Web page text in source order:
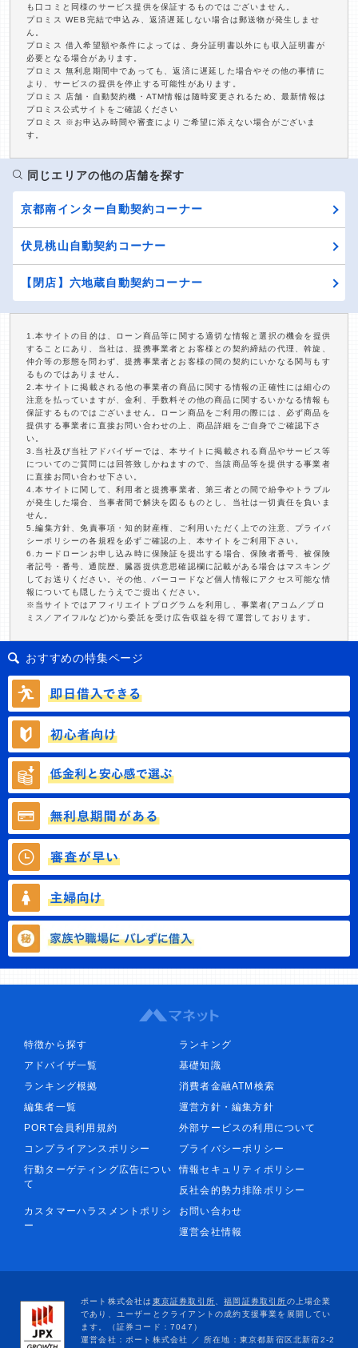
も口コミと同様のサービス提供を保証するものではございません。
プロミス WEB完結で申込み、返済遅延しない場合は郵送物が発生しませ
ん。
プロミス 借入希望額や条件によっては、身分証明書以外にも収入証明書が
必要となる場合があります。
プロミス 無利息期間中であっても、返済に遅延した場合やその他の事情に
より、サービスの提供を停止する可能性があります。
プロミス 店舗・自動契約機・ATM情報は随時変更されるため、最新情報は
プロミス公式サイトをご確認ください
プロミス ※お申込み時間や審査によりご希望に添えない場合がございま
す。
同じエリアの他の店舗を探す
京都南インター自動契約コーナー
伏見桃山自動契約コーナー
【閉店】六地蔵自動契約コーナー
1.本サイトの目的は、ローン商品等に関する適切な情報と選択の機会を提供
することにあり、当社は、提携事業者とお客様との契約締結の代理、斡旋、
仲介等の形態を問わず、提携事業者とお客様の間の契約にいかなる関与もす
るものではありません。
2.本サイトに掲載される他の事業者の商品に関する情報の正確性には細心の
注意を払っていますが、金利、手数料その他の商品に関するいかなる情報も
保証するものではございません。ローン商品をご利用の際には、必ず商品を
提供する事業者に直接お問い合わせの上、商品詳細をご自身でご確認下さ
い。
3.当社及び当社アドバイザーでは、本サイトに掲載される商品やサービス等
についてのご質問には回答致しかねますので、当該商品等を提供する事業者
に直接お問い合わせ下さい。
4.本サイトに関して、利用者と提携事業者、第三者との間で紛争やトラブル
が発生した場合、当事者間で解決を図るものとし、当社は一切責任を負いま
せん。
5.編集方針、免責事項・知的財産権、ご利用いただく上での注意、プライバ
シーポリシーの各規程を必ずご確認の上、本サイトをご利用下さい。
6.カードローンお申し込み時に保険証を提出する場合、保険者番号、被保険
者記号・番号、通院歴、臓器提供意思確認欄に記載がある場合はマスキング
してお送りください。その他、バーコードなど個人情報にアクセス可能な情
報についても隠したうえでご提出ください。
※当サイトではアフィリエイトプログラムを利用し、事業者(アコム／プロ
ミス／アイフルなど)から委託を受け広告収益を得て運営しております。
おすすめの特集ページ
特徴から探す
ランキング
アドバイザ一覧
基礎知識
ランキング根拠
消費者金融ATM検索
編集者一覧
運営方針・編集方針
PORT会員利用規約
外部サービスの利用について
コンプライアンスポリシー
プライバシーポリシー
行動ターゲティング広告につい
て
情報セキュリティポリシー
反社会的勢力排除ポリシー
カスタマーハラスメントポリシ
ー
お問い合わせ
運営会社情報